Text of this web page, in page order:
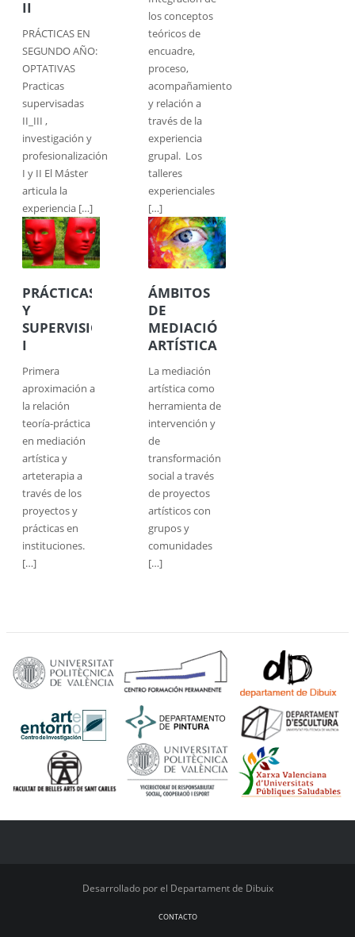
II
PRÁCTICAS EN
SEGUNDO AÑO:
OPTATIVAS
Practicas
supervisadas
II_III ,
investigación y
profesionalización
I y II El Máster
articula la
experiencia […]
los conceptos
teóricos de
encuadre,
proceso,
acompañamiento
y relación a
través de la
experiencia
grupal. Los
talleres
experienciales
[…]
PRÁCTICAS
Y
SUPERVISIÓN
I
Primera
aproximación a
la relación
teoría-práctica
en mediación
artística y
arteterapia a
través de los
proyectos y
prácticas en
instituciones.
[…]
ÁMBITOS
DE
MEDIACIÓN
ARTÍSTICA
La mediación
artística como
herramienta de
intervención y
de
transformación
social a través
de proyectos
artísticos con
grupos y
comunidades
[…]
Desarrollado por el Departament de Dibuix
CONTACTO